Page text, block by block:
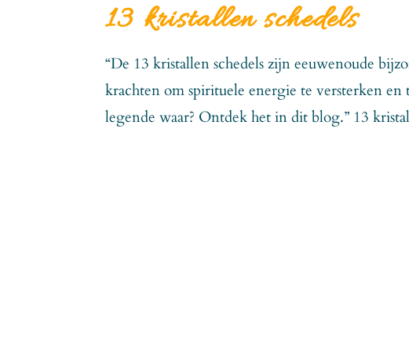
13 kristallen schedels
“De 13 kristallen schedels zijn eeuwenoude
krachten om spirituele energie te versterken
legende waar? Ontdek het in dit blog.” 13